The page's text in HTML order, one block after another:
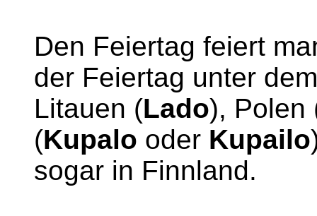
Den Feiertag feiert
der Feiertag unter
Litauen (Lado), Polen
(Kupalo oder Kupailo
sogar in Finnland.